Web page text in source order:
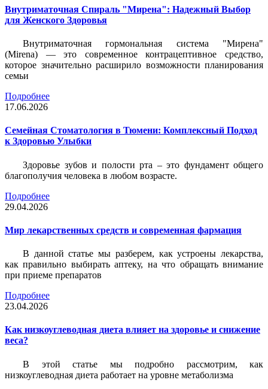
Внутриматочная Спираль "Мирена": Надежный Выбор
для Женского Здоровья
Внутриматочная гормональная система "Мирена"
(Mirena) — это современное контрацептивное средство,
которое значительно расширило возможности планирования
семьи
Подробнее
17.06.2026
Семейная Стоматология в Тюмени: Комплексный Подход
к Здоровью Улыбки
Здоровье зубов и полости рта – это фундамент общего
благополучия человека в любом возрасте.
Подробнее
29.04.2026
Мир лекарственных средств и современная фармация
В данной статье мы разберем, как устроены лекарства,
как правильно выбирать аптеку, на что обращать внимание
при приеме препаратов
Подробнее
23.04.2026
Как низкоуглеводная диета влияет на здоровье и снижение
веса?
В этой статье мы подробно рассмотрим, как
низкоуглеводная диета работает на уровне метаболизма